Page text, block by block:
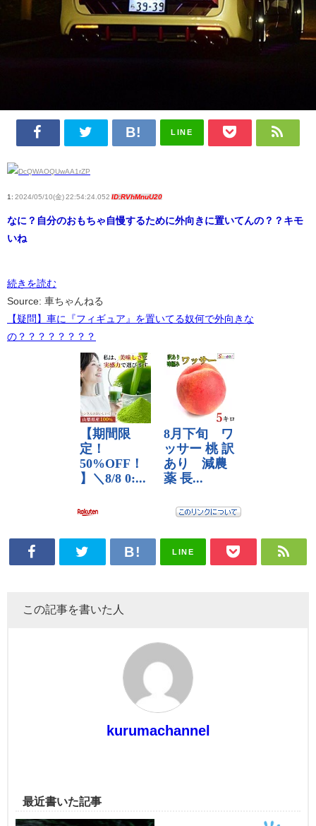
LINE
1: 2024/05/10(金) 22:54:24.052 ID:RVhMnuU20
なに？自分のおもちゃ自慢するために外向きに置いてんの？？キモ
いね
続きを読む
Source: 車ちゃんねる
【疑問】車に『フィギュア』を置いてる奴何で外向きな
の？？？？？？？？
LINE
この記事を書いた人
kurumachannel
最近書いた記事